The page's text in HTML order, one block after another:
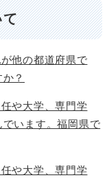
て
他の都道府県で
？
や大学、専門学
います。福岡県で
や大学、専門学